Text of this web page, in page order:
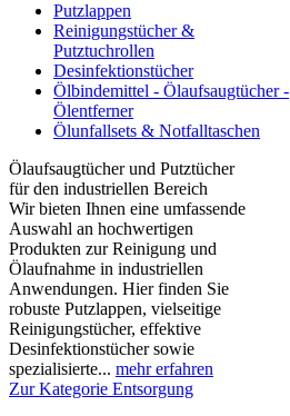
Putzlappen
Reinigungstücher &
Putztuchrollen
Desinfektionstücher
Ölbindemittel - Ölaufsaugtücher -
Ölentferner
Ölunfallsets & Notfalltaschen
Ölaufsaugtücher und Putztücher
für den industriellen Bereich
Wir bieten Ihnen eine umfassende
Auswahl an hochwertigen
Produkten zur Reinigung und
Ölaufnahme in industriellen
Anwendungen. Hier finden Sie
robuste Putzlappen, vielseitige
Reinigungstücher, effektive
Desinfektionstücher sowie
spezialisierte... mehr erfahren
Zur Kategorie Entsorgung